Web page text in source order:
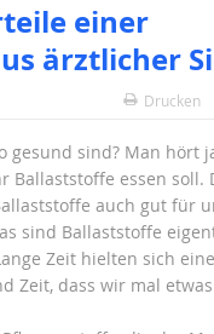
einer
ärztlicher
Drucken
gesund sind? Man hört
Ballaststoffe essen soll.
auch gut für
sind Ballaststoffe
Zeit hielten sich
Zeit, dass wir mal